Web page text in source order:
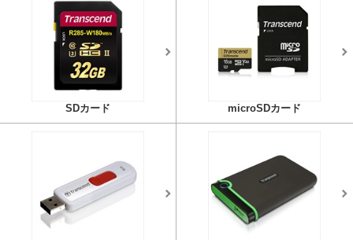
SDカード microSDカード